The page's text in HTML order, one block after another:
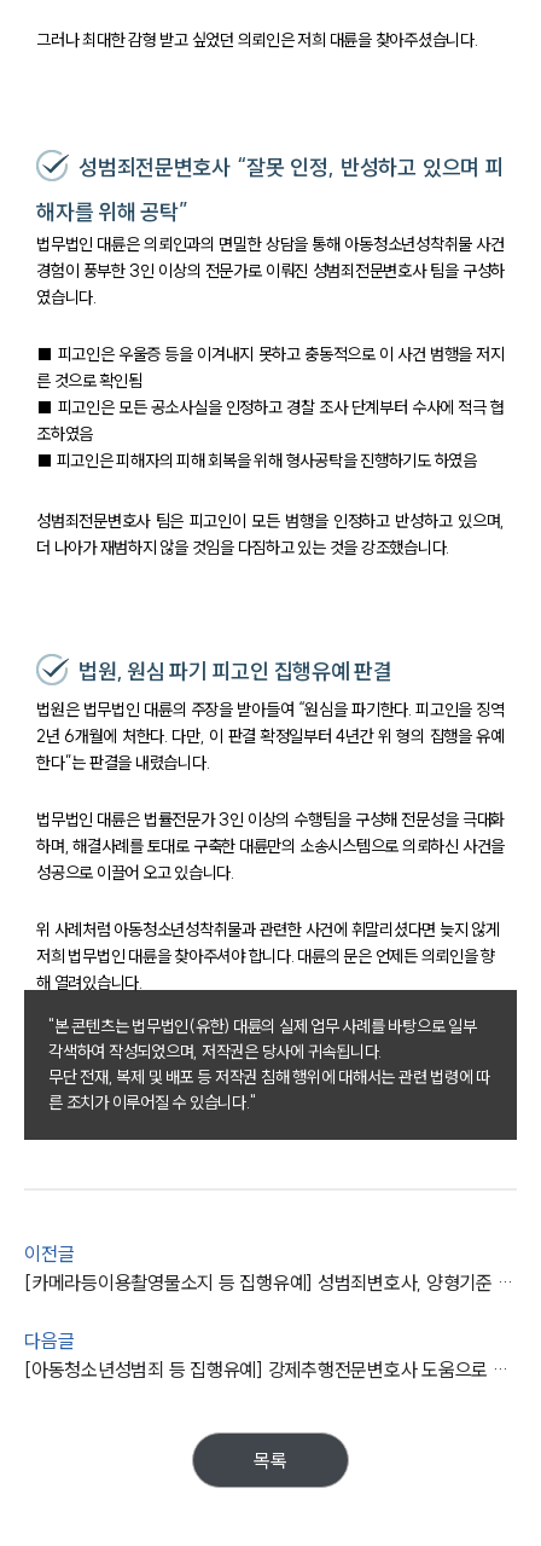
팀소개
팀소개
대륜의 강점
업무사례
사례분석/최신동향
고객후기
그러나 최대한 감형 받고 싶었던 의뢰인은 저희 대륜을 찾아주셨습니다.
성범죄전문변호사 “잘못 인정, 반성하고 있으며 피
해자를 위해 공탁”
법무법인 대륜은 의뢰인과의 면밀한 상담을 통해 아동청소년성착취물 사건
경험이 풍부한 3인 이상의 전문가로 이뤄진 성범죄전문변호사 팀을 구성하
였습니다.
■ 피고인은 우울증 등을 이겨내지 못하고 충동적으로 이 사건 범행을 저지
른 것으로 확인됨
■ 피고인은 모든 공소사실을 인정하고 경찰 조사 단계부터 수사에 적극 협
조하였음
■ 피고인은 피해자의 피해 회복을 위해 형사공탁을 진행하기도 하였음
성범죄전문변호사 팀은 피고인이 모든 범행을 인정하고 반성하고 있으며,
더 나아가 재범하지 않을 것임을 다짐하고 있는 것을 강조했습니다.
법원, 원심 파기 피고인 집행유예 판결
법원은 법무법인 대륜의 주장을 받아들여 “원심을 파기한다. 피고인을 징역
2년 6개월에 처한다. 다만, 이 판결 확정일부터 4년간 위 형의 집행을 유예
한다”는 판결을 내렸습니다.
법무법인 대륜은 법률전문가 3인 이상의 수행팀을 구성해 전문성을 극대화
하며, 해결사례를 토대로 구축한 대륜만의 소송시스템으로 의뢰하신 사건을
성공으로 이끌어 오고 있습니다.
위 사례처럼 아동청소년성착취물과 관련한 사건에 휘말리셨다면 늦지 않게
저희 법무법인 대륜을 찾아주셔야 합니다. 대륜의 문은 언제든 의뢰인을 향
해 열려있습니다.
"본 콘텐츠는 법무법인(유한) 대륜의 실제 업무 사례를 바탕으로 일부
각색하여 작성되었으며, 저작권은 당사에 귀속됩니다.
무단 전재, 복제 및 배포 등 저작권 침해 행위에 대해서는 관련 법령에 따
른 조치가 이루어질 수 있습니다."
이전글
[카메라등이용촬영물소지 등 집행유예] 성범죄변호사, 양형기준 권고형의 하한보다 낮은 형량 받음
다음글
[아동청소년성범죄 등 집행유예] 강제추행전문변호사 도움으로 강제추행, 공연음란 등 혐의 의뢰인 징역형 실형 면해
목록